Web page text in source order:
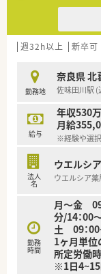
480万円か
■日祝日と
おり、年間
■賞与は年2
【勤務実態に
■会社全体
は約7時間
■有給休暇
消えてしま
■月単位の
週32h以上 新卒可
勤務地
奈良県 北
佐味田川駅 (
給与
年収530
月給
※経験や選
法人
名
ウエルシ
ウエルシア
勤務
時間
月～金 09
分/14：00
土 09：00
1ヶ月単位
所定労働
※1日4~15